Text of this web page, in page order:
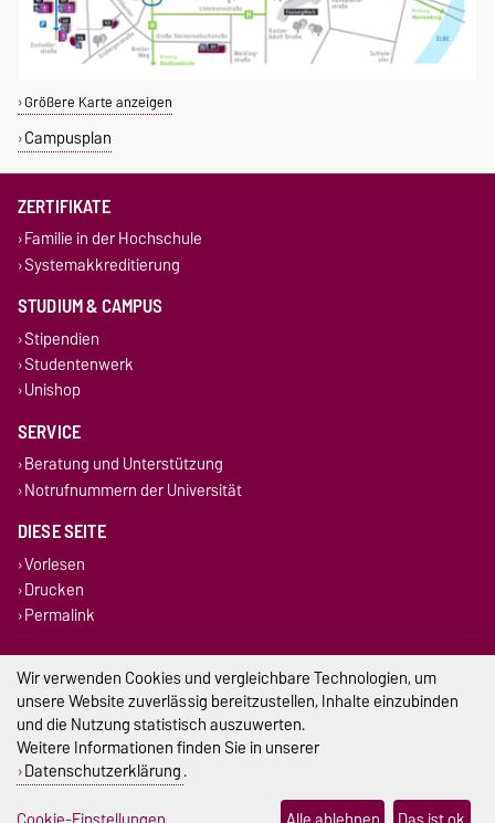
Größere Karte anzeigen
Campusplan
ZERTIFIKATE
Familie in der Hochschule
Systemakkreditierung
STUDIUM & CAMPUS
Stipendien
Studentenwerk
Unishop
SERVICE
Beratung und Unterstützung
Notrufnummern der Universität
DIESE SEITE
Vorlesen
Drucken
Permalink
Impressum
Datenschutz
Barrierefreiheit
Cookie-Einstellungen
Wir verwenden Cookies und vergleichbare Technologien, um
unsere Website zuverlässig bereitzustellen, Inhalte einzubinden
und die Nutzung statistisch auszuwerten.
Weitere Informationen finden Sie in unserer
Datenschutzerklärung.